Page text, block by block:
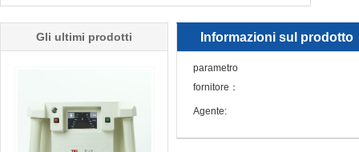
Gli ultimi prodotti Informazioni sul prodotto
parametro
fornitore：
Agente: